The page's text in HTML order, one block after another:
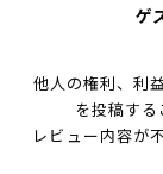
ゲ
他人の権利、利
を投稿する
レビュー内容が